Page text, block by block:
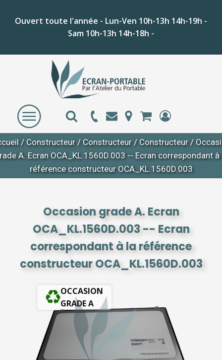
Ouvert toute l'année - Lun-Ven 10h-13h 14h-19h -
Sam 10h-13h 14h-18h -
/ Constructeur/ Constructeur/ Constructeur/
A. Ecran OCA_KL.1560D.003 -- Ecran correspondant à
référence constructeur OCA_KL.1560D.003
Occasion grade A. Ecran
OCA_KL.1560D.003 -- Ecran
correspondant à la référence
constructeur OCA_KL.1560D.003
OCCASION
GRADE A